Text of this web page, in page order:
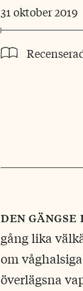
31 oktober 2019
den
gång lika
om
överlägsna